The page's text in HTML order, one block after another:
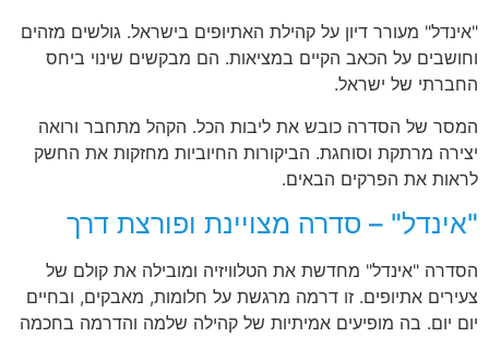
"אינדל" מעורר דיון על קהילת האתיופים בישראל. גולשים מזהים
וחושבים על הכאב הקיים במציאות. הם מבקשים שינוי ביחס
החברתי של ישראל.
המסר של הסדרה כובש את ליבות הכל. הקהל מתחבר ורואה
יצירה מרתקת וסוחגת. הביקורות החיוביות מחזקות את החשק
לראות את הפרקים הבאים.
"אינדל" – סדרה מצויינת ופורצת דרך
הסדרה "אינדל" מחדשת את הטלוויזיה ומובילה את קולם של
צעירים אתיופים. זו דרמה מרגשת על חלומות, מאבקים, ובחיים
יום יום. בה מופיעים אמיתיות של קהילה שלמה והדרמה בחכמה